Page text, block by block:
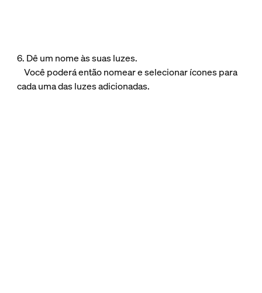
6. Dê um nome às suas luzes.
Você poderá então nomear e selecionar ícones para
cada uma das luzes adicionadas.